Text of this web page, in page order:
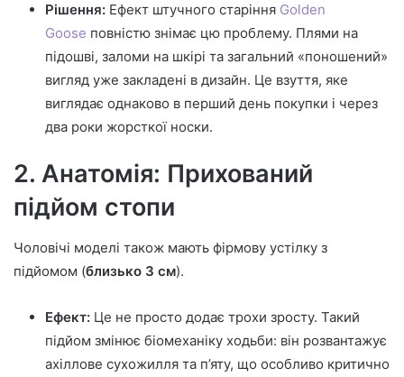
Рішення: Ефект штучного старіння Golden
Goose повністю знімає цю проблему. Плями на
підошві, заломи на шкірі та загальний «поношений»
вигляд уже закладені в дизайн. Це взуття, яке
виглядає однаково в перший день покупки і через
два роки жорсткої носки.
2. Анатомія: Прихований
підйом стопи
Чоловічі моделі також мають фірмову устілку з
підйомом (близько 3 см).
Ефект: Це не просто додає трохи зросту. Такий
підйом змінює біомеханіку ходьби: він розвантажує
ахіллове сухожилля та п’яту, що особливо критично